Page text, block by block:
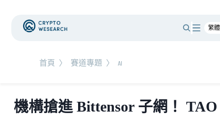
首頁 〉 賽道專題 〉 AI
機構搶進 Bittensor 子網！ TAO